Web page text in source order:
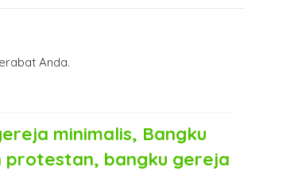
Anda.
minimalis, Bangku
bangku gereja